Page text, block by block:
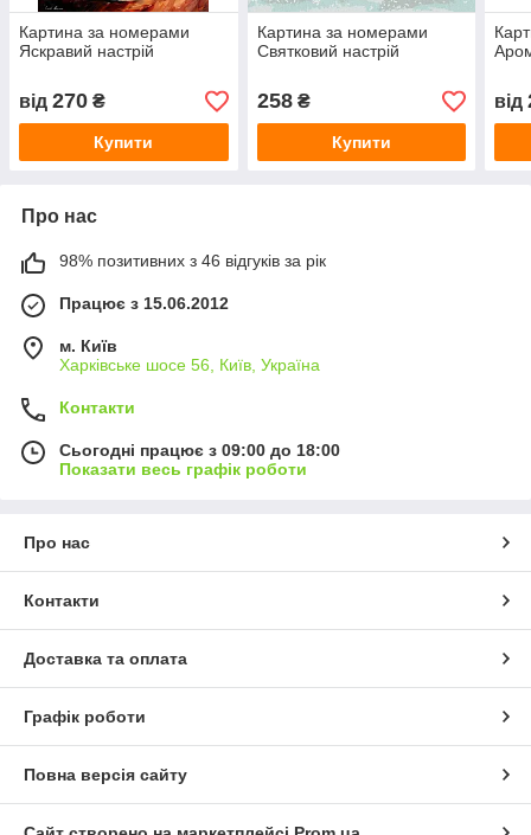
Картина за номерами
Яскравий настрій
від 270 ₴
Купити
Картина за номерами
Святковий настрій
258₴
Купити
від
Про нас
98% позитивних з 46 відгуків за рік
Працює з 15.06.2012
м. Київ
Харківське шосе 56, Київ, Україна
Контакти
Сьогодні працює з 09:00 до 18:00
Показати весь графік роботи
Про нас
Контакти
Доставка та оплата
Графік роботи
Повна версія сайту